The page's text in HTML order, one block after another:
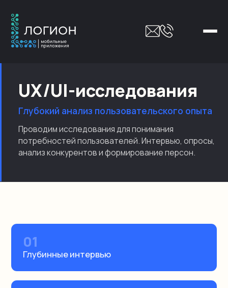
UX/UI-исследования
Глубокий анализ пользовательского опыта
Проводим исследования для понимания
потребностей пользователей. Интервью, опросы,
анализ конкурентов и формирование персон.
01
Глубинные интервью